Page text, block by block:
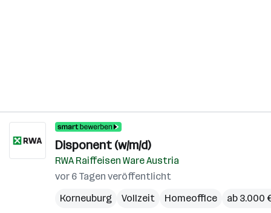
Disponent (w/m/d)
RWA Raiffeisen Ware Austria
vor 6 Tagen veröffentlicht
Korneuburg
Vollzeit Homeoffice ab 3.000